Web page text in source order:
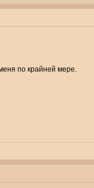
по крайней мере.